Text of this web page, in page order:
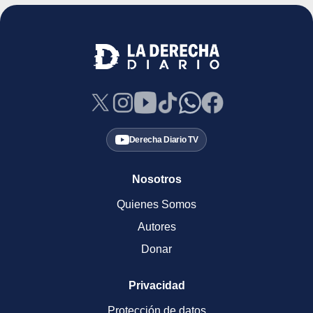
Derecha Diario TV
Nosotros
Quienes Somos
Autores
Donar
Privacidad
Protección de datos